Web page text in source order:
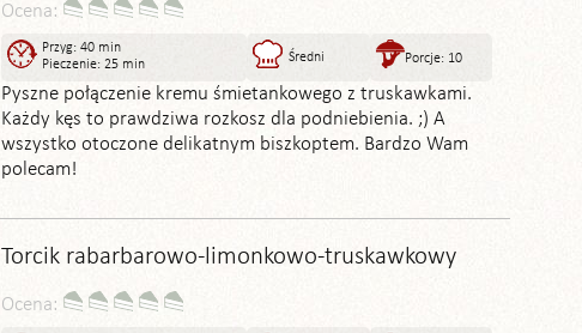
Ocena:
Przyg: 40 min
Pieczenie: 25 min
Średni Porcje: 10
Pyszne połączenie kremu śmietankowego z truskawkami.
Każdy kęs to prawdziwa rozkosz dla podniebienia. ;) A
wszystko otoczone delikatnym biszkoptem. Bardzo Wam
polecam!
Torcik rabarbarowo-limonkowo-truskawkowy
Ocena: